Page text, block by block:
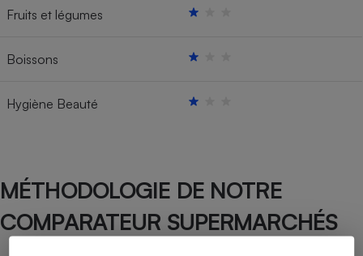
Fruits et légumes
Boissons
Hygiène Beauté
MÉTHODOLOGIE DE NOTRE
COMPARATEUR SUPERMARCHÉS